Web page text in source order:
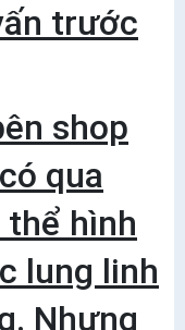
trước
shop
qua
hình
lung linh
Nhưng